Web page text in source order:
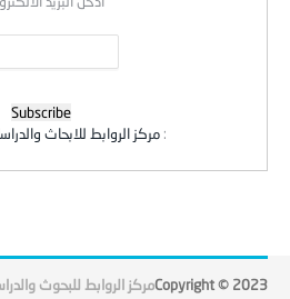
: مركز الروابط للابحاث
Copyright © 2023مركز الروابط للبحوث